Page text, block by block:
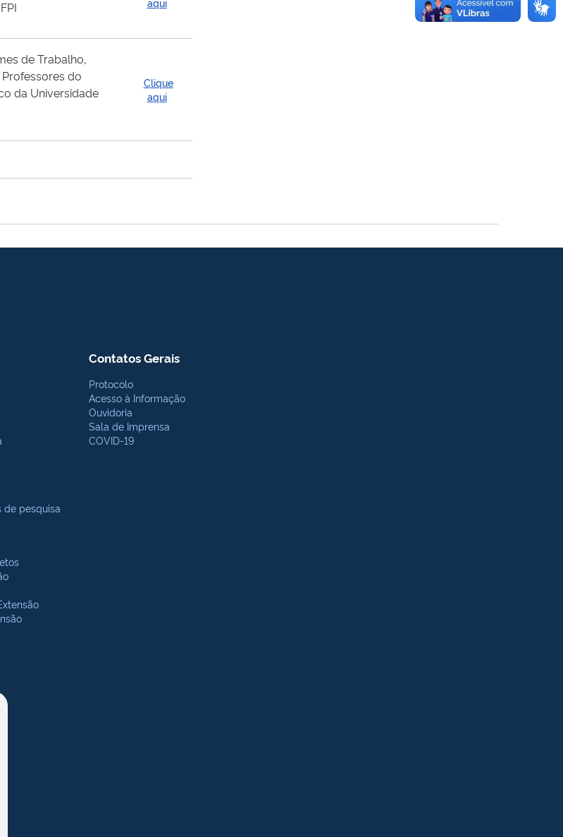
de Trabalho,
do
da Universidade
Clique
aqui
de pesquisa
Contatos Gerais
Protocolo
Acesso à Informação
Ouvidoria
Sala de Imprensa
COVID-19